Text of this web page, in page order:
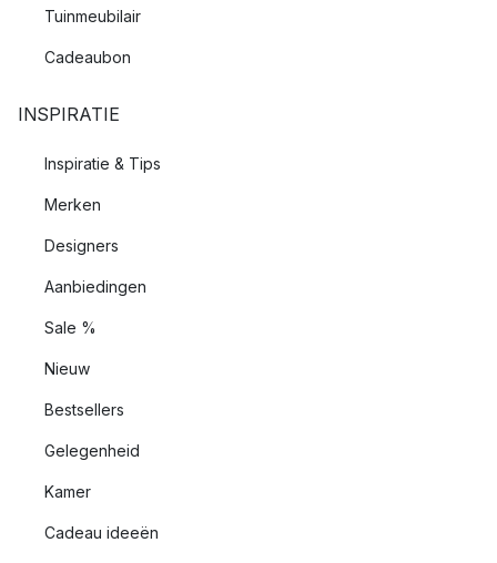
Tuinmeubilair
Cadeaubon
INSPIRATIE
Inspiratie & Tips
Merken
Designers
Aanbiedingen
Sale %
Nieuw
Bestsellers
Gelegenheid
Kamer
Cadeau ideeën